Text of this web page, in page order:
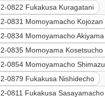
0822 Fukakusa Kuragatani
0831 Momoyamacho Kojozan
0834 Momoyamacho Akiyama
0835 Momoyama Kosetsucho
0854 Momoyamacho Shimazu
0879 Fukakusa Nishidecho
0811 Fukakusa Sasayamacho